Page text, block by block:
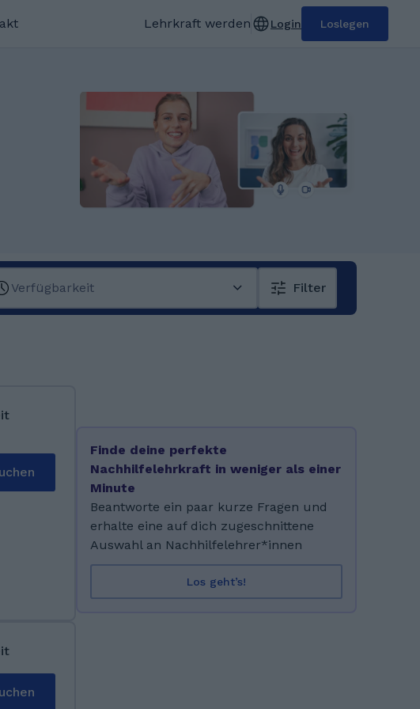
Lehrkraft werden Login Loslegen
Verfügbarkeit Filter
Finde deine perfekte
Nachhilfelehrkraft in weniger als einer
Minute
Beantworte ein paar kurze Fragen und
erhalte eine auf dich zugeschnittene
Auswahl an Nachhilfelehrer*innen
Los geht’s!